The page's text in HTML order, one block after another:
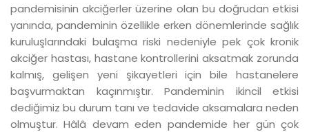
pandemisinin akciğerler üzerine olan bu doğrudan etkisi
yanında, pandeminin özellikle erken dönemlerinde sağlık
kuruluşlarındaki bulaşma riski nedeniyle pek çok kronik
akciğer hastası, hastane kontrollerini aksatmak zorunda
kalmış, gelişen yeni şikayetleri için bile hastanelere
başvurmaktan kaçınmıştır. Pandeminin ikincil etkisi
dediğimiz bu durum tanı ve tedavide aksamalara neden
olmuştur. Hâlâ devam eden pandemide her gün çok